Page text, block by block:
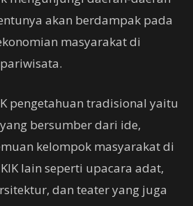
akan berdampak pada
masyarakat di
pengetahuan tradisional yaitu
bersumber dari ide,
kelompok masyarakat di
lain seperti upacara adat,
dan teater yang juga